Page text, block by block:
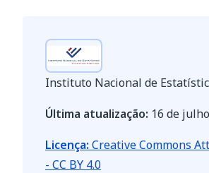
Instituto Nacional de
Última atualização: 16 de
Licença: Creative Commons
- CC BY 4.0